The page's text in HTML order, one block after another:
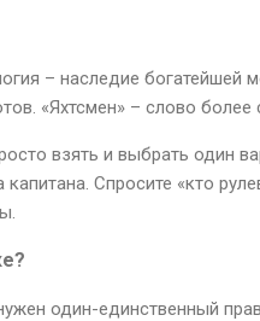
– наследие богатейшей
«Яхтсмен» – слово
взять и выбрать один
Спросите «кто
один-единственный